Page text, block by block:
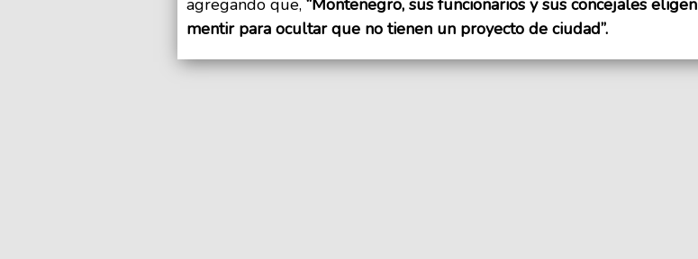
mentir para ocultar que no tienen un proyecto de ciudad”.